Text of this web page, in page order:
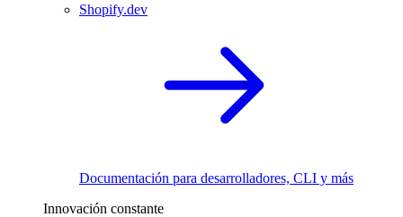
Shopify.dev
Documentación para desarrolladores, CLI y más
Innovación constante